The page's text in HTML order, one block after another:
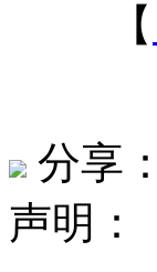
【
分享：
声明：